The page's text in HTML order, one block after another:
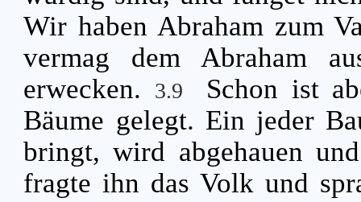
Wir haben Abraham zum
vermag dem Abraham
erwecken.
3.9
Schon ist
Bäume gelegt. Ein jeder
bringt, wird abgehauen
fragte ihn das Volk und